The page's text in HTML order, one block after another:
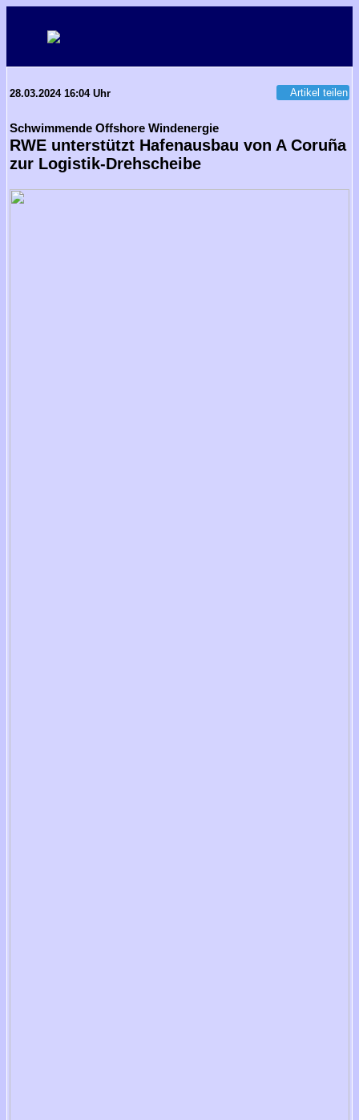
28.03.2024 16:04 Uhr Artikel teilen
Schwimmende Offshore Windenergie
RWE unterstützt Hafenausbau von A Coruña
zur Logistik-Drehscheibe